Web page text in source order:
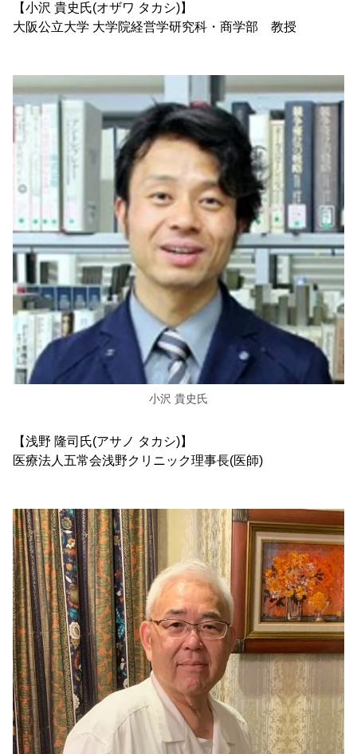
【小沢 貴史氏(オザワ タカシ)】
大阪公立大学 大学院経営学研究科・商学部 教授
小沢 貴史氏
【浅野 隆司氏(アサノ タカシ)】
医療法人五常会浅野クリニック理事長(医師)